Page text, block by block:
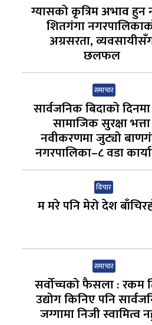
ग्यासको कृत्रिम अभाव हुन
शितगंगा
अग्रसरता,
छलफल
समाचार
सार्वजनिक बिदाको
सामाजिक सुरक्षा भत्ता
नवीकरणमा जुट्यो
नगरपालिका–८ वडा
विचार
म मरे पनि मेरो देश
समाचार
सर्वोच्चको फैसला : रकम
उद्योग किनिए पनि
जग्गामा निजी स्वामित्व